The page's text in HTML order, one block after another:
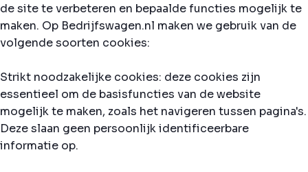
de site te verbeteren en bepaalde functies mogelijk te
maken. Op Bedrijfswagen.nl maken we gebruik van de
volgende soorten cookies:
Strikt noodzakelijke cookies: deze cookies zijn
essentieel om de basisfuncties van de website
mogelijk te maken, zoals het navigeren tussen pagina's.
Deze slaan geen persoonlijk identificeerbare
informatie op.